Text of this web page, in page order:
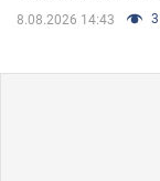
8.08.2026 14:43